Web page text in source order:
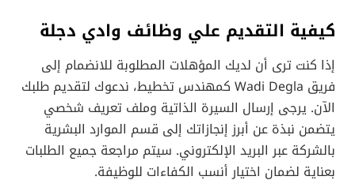
كيفية التقديم علي وظائف وادي دجلة
إذا كنت ترى أن لديك المؤهلات المطلوبة للانضمام إلى
فريق Wadi Degla كمهندس تخطيط، ندعوك لتقديم طلبك
الآن. يرجى إرسال السيرة الذاتية وملف تعريف شخصي
يتضمن نبذة عن أبرز إنجازاتك إلى قسم الموارد البشرية
بالشركة عبر البريد الإلكتروني. سيتم مراجعة جميع الطلبات
بعناية لضمان اختيار أنسب الكفاءات للوظيفة.